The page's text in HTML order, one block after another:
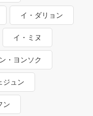
イ・ダリョン
イ・ミヌ
・ヨンソク
ジュン
ン